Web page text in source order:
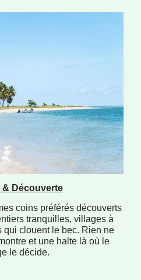
& Découverte
coins préférés découverts
tranquilles, villages à
qui clouent le bec. Rien ne
et une halte là où le
le décide.